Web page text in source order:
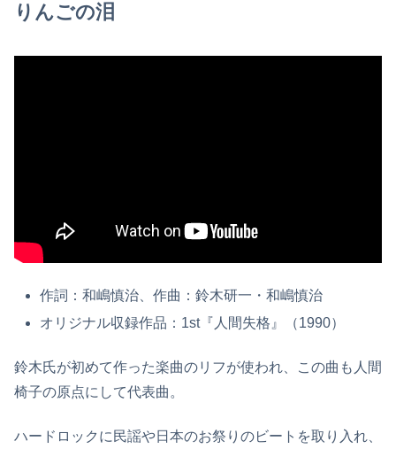
りんごの泪
作詞：和嶋慎治、作曲：鈴木研一・和嶋慎治
オリジナル収録作品：1st『人間失格』（1990）
鈴木氏が初めて作った楽曲のリフが使われ、この曲も人間
椅子の原点にして代表曲。
ハードロックに民謡や日本のお祭りのビートを取り入れ、